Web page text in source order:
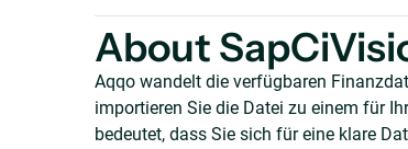
About
Aqqo wandelt die verfügbaren
importieren Sie die Datei zu einem für
bedeutet, dass Sie sich für eine klare